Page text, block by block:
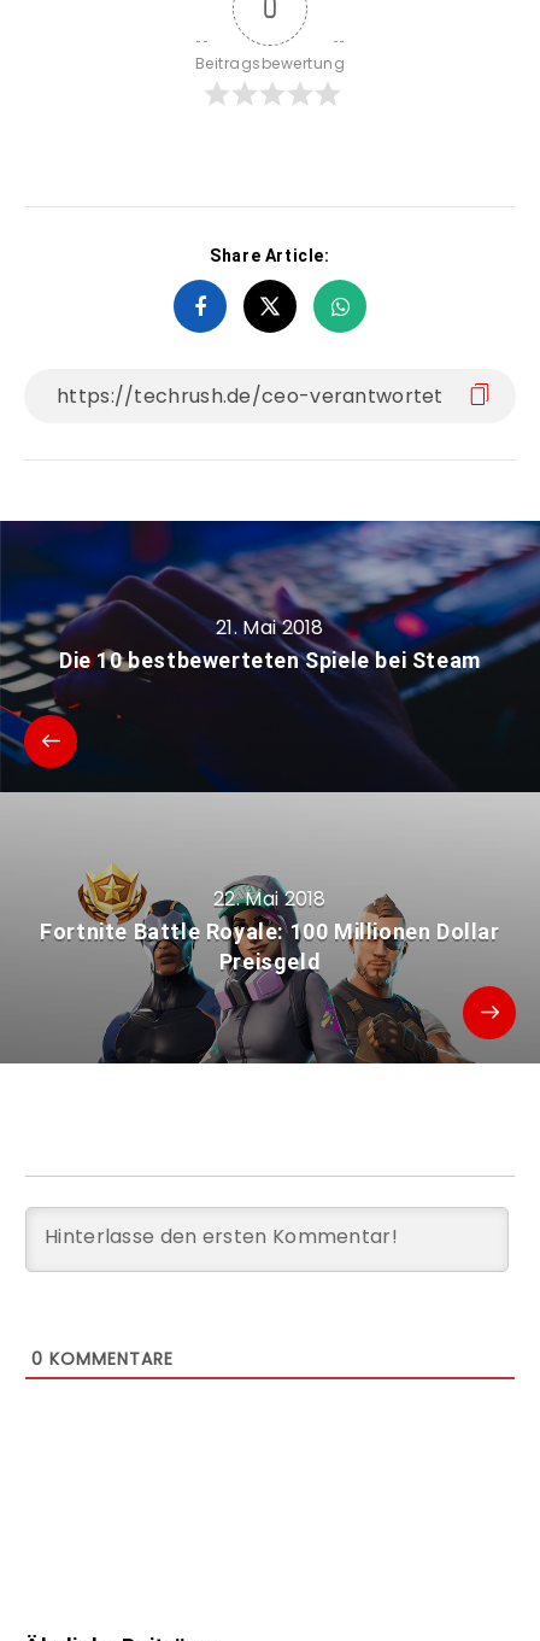
0
Beitragsbewertung
Share Article:
21. Mai 2018
Die 10 bestbewerteten Spiele bei Steam
22. Mai 2018
Fortnite Battle Royale: 100 Millionen Dollar
Preisgeld
0 KOMMENTARE